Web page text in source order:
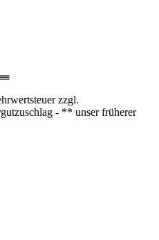
zzgl.
- ** unser früherer